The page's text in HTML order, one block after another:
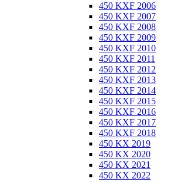
450 KXF 2006
450 KXF 2007
450 KXF 2008
450 KXF 2009
450 KXF 2010
450 KXF 2011
450 KXF 2012
450 KXF 2013
450 KXF 2014
450 KXF 2015
450 KXF 2016
450 KXF 2017
450 KXF 2018
450 KX 2019
450 KX 2020
450 KX 2021
450 KX 2022